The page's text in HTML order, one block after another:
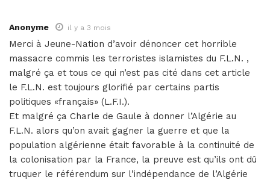
Anonyme il y a 3 mois
Merci à Jeune-Nation d’avoir dénoncer cet horrible
massacre commis les terroristes islamistes du F.L.N. ,
malgré ça et tous ce qui n’est pas cité dans cet article
le F.L.N. est toujours glorifié par certains partis
politiques «français» (L.F.I.).
Et malgré ça Charle de Gaule à donner l’Algérie au
F.L.N. alors qu’on avait gagner la guerre et que la
population algérienne était favorable à la continuité de
la colonisation par la France, la preuve est qu’ils ont dû
truquer le référendum sur l’indépendance de l’Algérie